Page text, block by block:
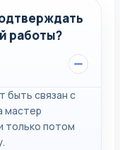
работы?
связан с
мастер
только потом